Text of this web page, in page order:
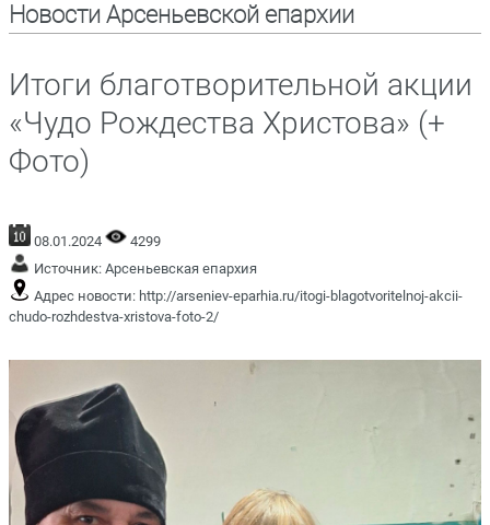
Новости Арсеньевской епархии
Итоги благотворительной акции
«Чудо Рождества Христова» (+
Фото)
08.01.2024
4299
Источник: Арсеньевская епархия
Адрес новости: http://arseniev-eparhia.ru/itogi-blagotvoritelnoj-akcii-
chudo-rozhdestva-xristova-foto-2/